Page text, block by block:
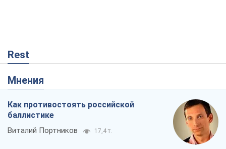
Rest
Мнения
Как противостоять российской
баллистике
Виталий Портников 17,4 т.